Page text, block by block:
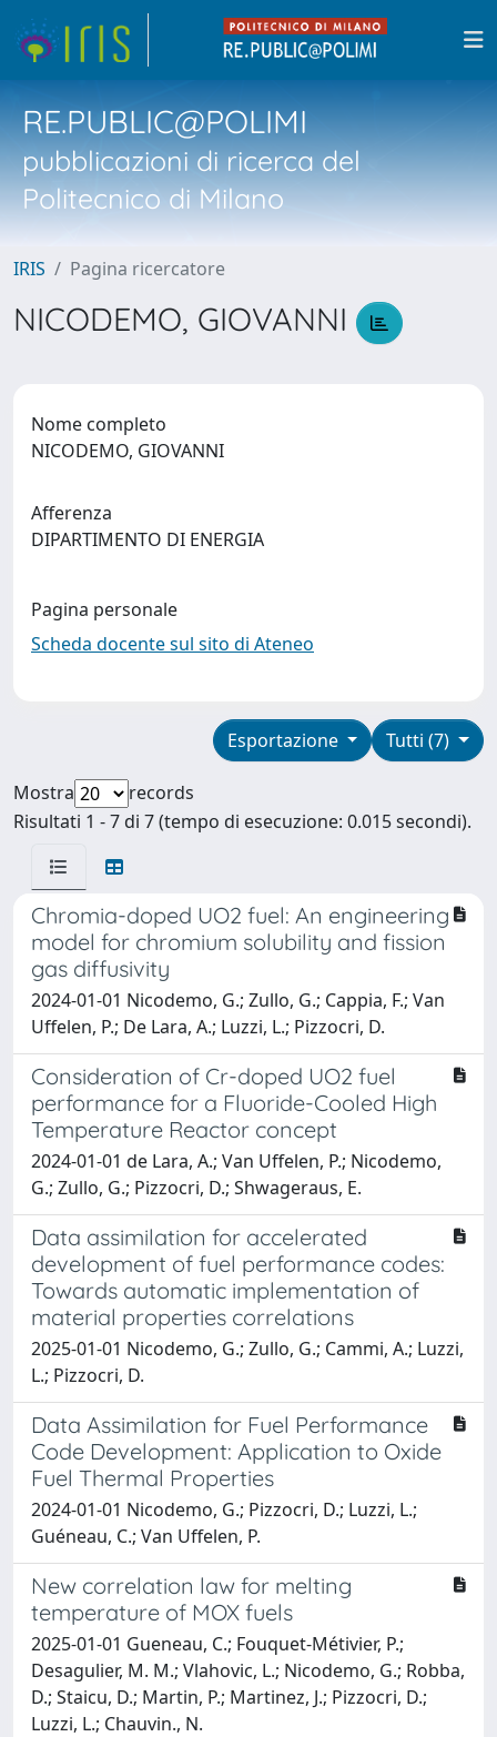
RE.PUBLIC@POLIMI
pubblicazioni di ricerca del
Politecnico di Milano
IRIS Pagina ricercatore
NICODEMO, GIOVANNI
Nome completo
NICODEMO, GIOVANNI
Afferenza
DIPARTIMENTO DI ENERGIA
Pagina personale
Scheda docente sul sito di Ateneo
Tutti (7)
Esportazione
Mostra
records
Risultati 1 - 7 di 7 (tempo di esecuzione: 0.015 secondi).
Chromia-doped UO2 fuel: An engineering
model for chromium solubility and fission
gas diffusivity
2024-01-01 Nicodemo, G.; Zullo, G.; Cappia, F.; Van
Uffelen, P.; De Lara, A.; Luzzi, L.; Pizzocri, D.
Consideration of Cr-doped UO2 fuel
performance for a Fluoride-Cooled High
Temperature Reactor concept
2024-01-01 de Lara, A.; Van Uffelen, P.; Nicodemo,
G.; Zullo, G.; Pizzocri, D.; Shwageraus, E.
Data assimilation for accelerated
development of fuel performance codes:
Towards automatic implementation of
material properties correlations
2025-01-01 Nicodemo, G.; Zullo, G.; Cammi, A.; Luzzi,
L.; Pizzocri, D.
Data Assimilation for Fuel Performance
Code Development: Application to Oxide
Fuel Thermal Properties
2024-01-01 Nicodemo, G.; Pizzocri, D.; Luzzi, L.;
Guéneau, C.; Van Uffelen, P.
New correlation law for melting
temperature of MOX fuels
2025-01-01 Gueneau, C.; Fouquet-Métivier, P.;
Desagulier, M. M.; Vlahovic, L.; Nicodemo, G.; Robba,
D.; Staicu, D.; Martin, P.; Martinez, J.; Pizzocri, D.;
Luzzi, L.; Chauvin., N.